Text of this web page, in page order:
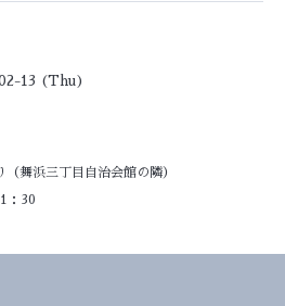
13 (Thu)
舞浜三丁目自治会館の隣）
：30